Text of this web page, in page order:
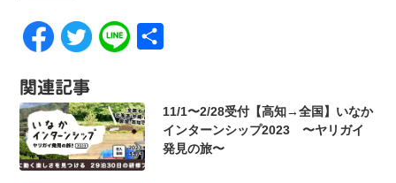
関連記事
11/1〜2/28受付【高知→全国】いなか
インターンシップ2023 〜ヤリガイ
発見の旅〜